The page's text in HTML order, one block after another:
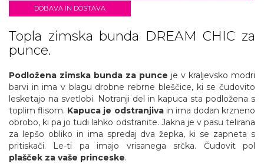
DOBAVA IN DOSTAVA
Topla zimska bunda DREAM CHIC za
punce.
Podložena zimska bunda za punce je v kraljevsko modri
barvi in ima v blagu drobne rebrne bleščice, ki se čudovito
lesketajo na svetlobi. Notranji del in kapuca sta podložena s
toplim flisom. Kapuca je odstranjivain ima dodan krzneno
obrobo, ki pa jo tudi lahko odstranite. Jakna je v pasu telirana
za lepšo obliko in ima spredaj dva žepka, ki se zapneta s
pritiskači. Le-ti pa imajo vrisanega srčka. Čudovit pol
plašček za vaše princeske.